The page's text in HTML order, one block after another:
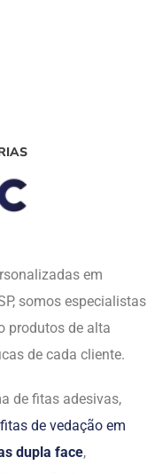
em
somos especialistas
produtos de alta
de cada cliente.
de fitas adesivas,
fitas de vedação em
dupla face,